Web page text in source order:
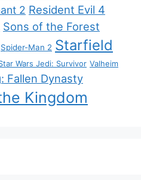
2 Resident Evil 4
Sons of the Forest
Spider-Man 2 Starfield
Wars Jedi: Survivor Valheim
Fallen Dynasty
Kingdom